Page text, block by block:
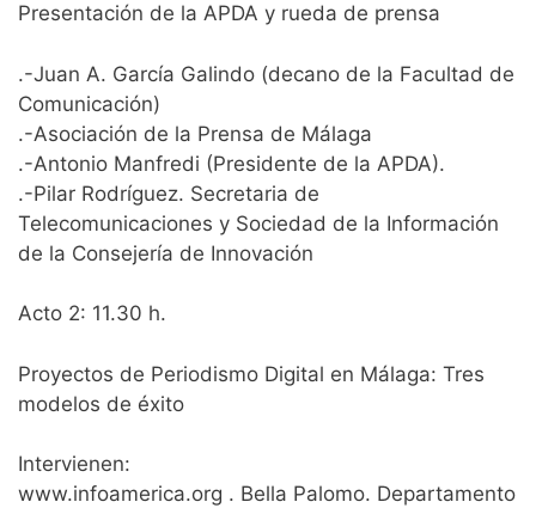
Presentación de la APDA y rueda de prensa
.-Juan A. García Galindo (decano de la Facultad de
Comunicación)
.-Asociación de la Prensa de Málaga
.-Antonio Manfredi (Presidente de la APDA).
.-Pilar Rodríguez. Secretaria de
Telecomunicaciones y Sociedad de la Información
de la Consejería de Innovación
Acto 2: 11.30 h.
Proyectos de Periodismo Digital en Málaga: Tres
modelos de éxito
Intervienen:
www.infoamerica.org . Bella Palomo. Departamento